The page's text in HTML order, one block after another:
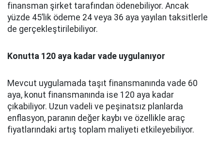
finansman şirket tarafından ödenebiliyor. Ancak
yüzde 45’lik ödeme 24 veya 36 aya yayılan taksitlerle
de gerçekleştirilebiliyor.
Konutta 120 aya kadar vade uygulanıyor
Mevcut uygulamada taşıt finansmanında vade 60
aya, konut finansmanında ise 120 aya kadar
çıkabiliyor. Uzun vadeli ve peşinatsız planlarda
enflasyon, paranın değer kaybı ve özellikle araç
fiyatlarındaki artış toplam maliyeti etkileyebiliyor.